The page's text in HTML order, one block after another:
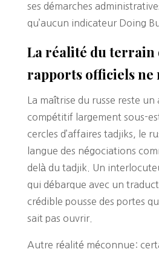
ses démarches
qu’aucun indicateur Doing
La réalité du terrain
rapports officiels ne
La maîtrise du russe reste un
compétitif largement sous-
cercles d’affaires tadjiks, le
langue des négociations
delà du tadjik. Un
qui débarque avec un
crédible pousse des portes
sait pas ouvrir.
Autre réalité méconnue: